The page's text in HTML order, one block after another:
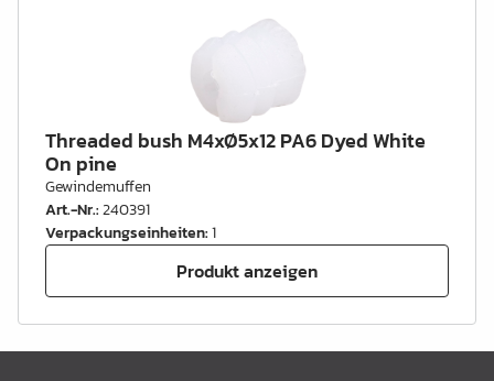
Threaded bush M4xØ5x12 PA6 Dyed White
On pine
Gewindemuffen
Art.-Nr.:240391
Verpackungseinheiten:1
Produkt anzeigen